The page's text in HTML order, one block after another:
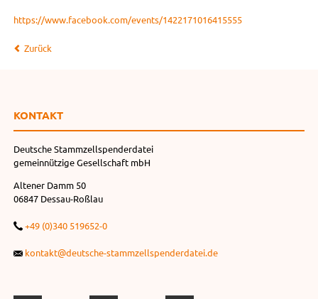
https://www.facebook.com/events/1422171016415555
Zurück
KONTAKT
Deutsche Stammzellspenderdatei
gemeinnützige Gesellschaft mbH
Altener Damm 50
06847 Dessau-Roßlau
+49 (0)340 519652-0
kontakt@deutsche-stammzellspenderdatei.de